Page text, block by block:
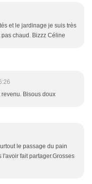
et le jardinage je suis très
chaud. Bizzz Céline
Bisous doux
le passage du pain
fait partager.Grosses